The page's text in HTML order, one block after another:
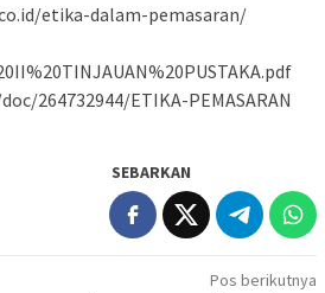
etika-dalam-pemasaran/
264732944/ETIKA-PEMASARAN
SEBARKAN
Pos berikutnya